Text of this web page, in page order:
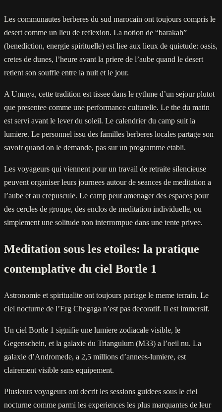
Les communautes berberes du sud marocain ont toujours compris le
desert comme un lieu de reflexion. La notion de “barakah”
(benediction, energie spirituelle) est liee aux lieux de quietude: oasis,
cretes de dunes, l’heure avant la priere de l’aube quand le desert
retient son souffle entre la nuit et le jour.
A Umnya, cette tradition est tissee dans le rythme d’un sejour plutot
que presentee comme une performance culturelle. Le the du matin
est servi avant le lever du soleil. Le calendrier du camp suit la
lumiere. Le personnel issu des familles berberes locales partage son
savoir quand on le demande, pas sur un programme etabli.
Les voyageurs qui viennent pour un travail de retraite silencieuse
peuvent organiser leurs journees autour de seances de meditation a
l’aube et au crepuscule. Le camp peut amenager des espaces pour
des cercles de groupe, des enclos de meditation individuelle, ou
simplement une solitude non interrompue dans une tente privee.
Meditation sous les etoiles: la pratique
contemplative du ciel Bortle 1
Astronomie et spiritualite ont toujours partage le meme terrain. Le
ciel nocturne de l’Erg Chegaga n’est pas decoratif. Il est immersif.
Un ciel Bortle 1 signifie une lumiere zodiacale visible, le
Gegenschein, et la galaxie du Triangulum (M33) a l’oeil nu. La
galaxie d’Andromede, a 2,5 millions d’annees-lumiere, est
clairement visible sans equipement.
Plusieurs voyageurs ont decrit les sessions guidees sous le ciel
nocturne comme parmi les experiences les plus marquantes de leur